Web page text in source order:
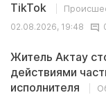
TikTok
02.08.2026, 19:48
Житель Актау
действиями
исполнителя